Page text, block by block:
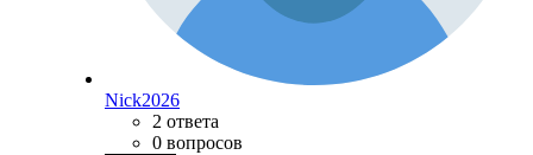
Nick2026
2 ответа
0 вопросов